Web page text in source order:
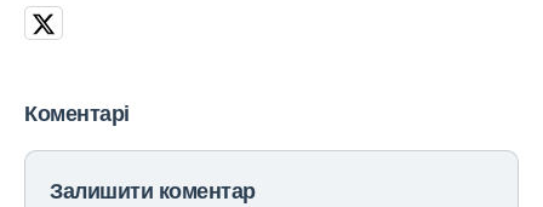
Коментарі
Залишити коментар